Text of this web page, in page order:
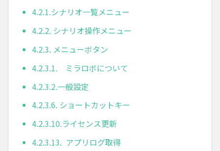
4.2.1.シナリオ一覧メニュー
4.2.2. シナリオ操作メニュー
4.2.3. メニューボタン
4.2.3.1. ミラロボについて
4.2.3.2.一般設定
4.2.3.6. ショートカットキー
4.2.3.10.ライセンス更新
4.2.3.13. アプリログ取得